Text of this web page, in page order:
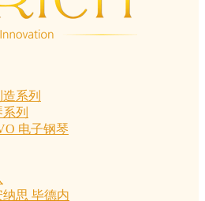
系列
列
电子钢琴
思 毕德内